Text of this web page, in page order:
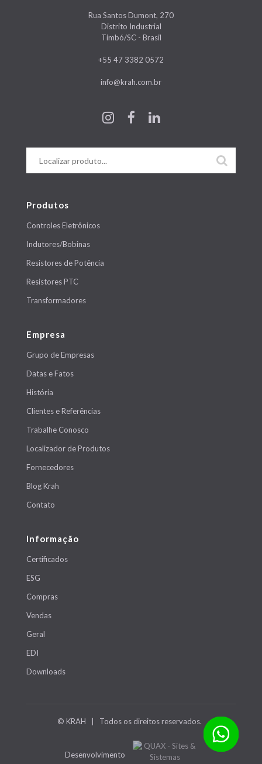
Rua Santos Dumont, 270
Distrito Industrial
Timbó/SC - Brasil
+55 47 3382 0572
info@krah.com.br
Produtos
Controles Eletrônicos
Indutores/Bobinas
Resistores de Potência
Resistores PTC
Transformadores
Empresa
Grupo de Empresas
Datas e Fatos
História
Clientes e Referências
Trabalhe Conosco
Localizador de Produtos
Fornecedores
Blog Krah
Contato
Informação
Certificados
ESG
Compras
Vendas
Geral
EDI
Downloads
© KRAH | Todos os direitos reservados.
Desenvolvimento